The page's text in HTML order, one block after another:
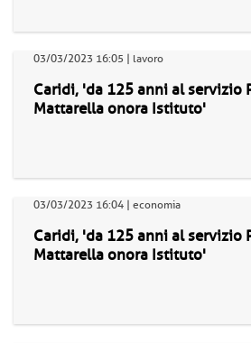
03/03/2023 16:05 | lavoro
Caridi, 'da 125 anni al servizio
Mattarella onora Istituto'
03/03/2023 16:04 | economia
Caridi, 'da 125 anni al servizio
Mattarella onora Istituto'